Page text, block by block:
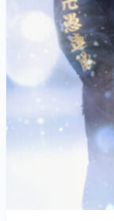
特集記事
女性向け
アプリレビュー
その他
電ファミニコゲー